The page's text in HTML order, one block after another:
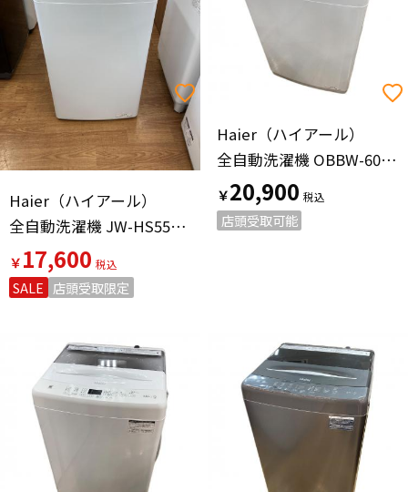
Haier（ハイアール）
全自動洗濯機 JW-HS55C 2024年製 表面キズ有
￥17,600
SALE 店頭受取限定
Haier（ハイアール）
全自動洗濯機 OBBW-60A 2024年製
￥20,900
店頭受取可能